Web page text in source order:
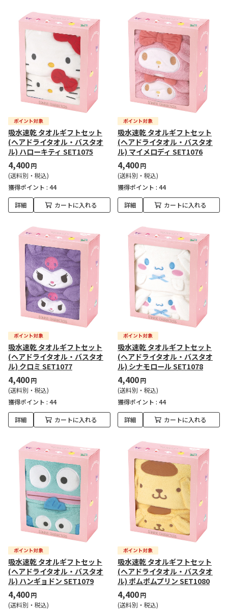
吸水速乾 タオルギフトセット
(ヘアドライタオル・バスタオ
ル) ハローキティ SET1075
4,400円
(送料別・税込)
獲得ポイント : 44
詳細 カートに入れる
吸水速乾 タオルギフトセット
(ヘアドライタオル・バスタオ
ル) マイメロディ SET1076
4,400円
(送料別・税込)
獲得ポイント : 44
詳細 カートに入れる
吸水速乾 タオルギフトセット
(ヘアドライタオル・バスタオ
ル) クロミ SET1077
4,400円
(送料別・税込)
獲得ポイント : 44
詳細 カートに入れる
吸水速乾 タオルギフトセット
(ヘアドライタオル・バスタオ
ル) シナモロール SET1078
4,400円
(送料別・税込)
獲得ポイント : 44
詳細 カートに入れる
吸水速乾 タオルギフトセット
(ヘアドライタオル・バスタオ
ル) ハンギョドン SET1079
4,400円
(送料別・税込)
吸水速乾 タオルギフトセット
(ヘアドライタオル・バスタオ
ル) ポムポムプリン SET1080
4,400円
(送料別・税込)